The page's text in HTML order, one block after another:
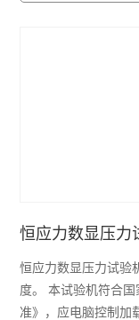
恒应力数显压力
恒应力数显压力试验
度。 本试验机符合
准》，应电脑控制加